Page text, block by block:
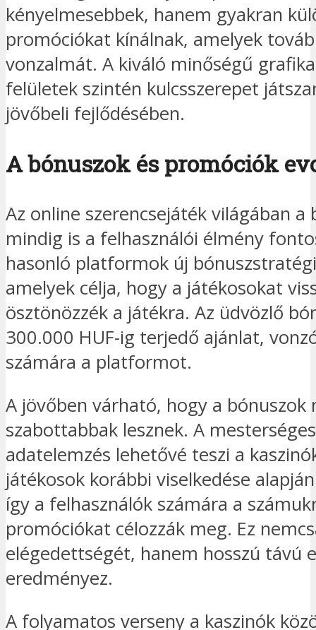
kényelmesebbek, hanem gyakran
promóciókat kínálnak, amelyek
vonzalmát. A kiváló minőségű
felületek szintén kulcsszerepet
jövőbeli fejlődésében.
A bónuszok és promóciók
Az online szerencsejáték világában
mindig is a felhasználói élmény
hasonló platformok új
amelyek célja, hogy a játékosokat
ösztönözzék a játékra. Az üdvözlő
300.000 HUF-ig terjedő ajánlat,
számára a platformot.
A jövőben várható, hogy a bónuszok
szabottabbak lesznek. A
adatelemzés lehetővé teszi a
játékosok korábbi viselkedése
így a felhasználók számára a
promóciókat célozzák meg. Ez
elégedettségét, hanem hosszú távú
eredményez.
A folyamatos verseny a kaszinók